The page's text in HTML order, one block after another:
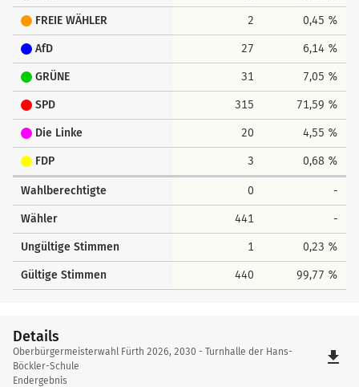
FREIE WÄHLER 2 0,45 %
AfD 27 6,14 %
GRÜNE 31 7,05 %
SPD 315 71,59 %
Die Linke 20 4,55 %
FDP 3 0,68 %
Wahlberechtigte 0 -
Wähler 441 -
Ungültige Stimmen 1 0,23 %
Gültige Stimmen 440 99,77 %
Details
Details
Oberbürgermeisterwahl Fürth 2026, 2030 - Turnhalle der Hans-
Böckler-Schule
Endergebnis
file_download